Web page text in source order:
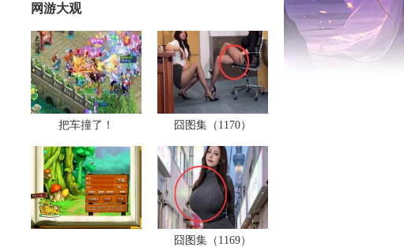
网游大观
把车撞了！ 囧图集（1170）
囧图集（1169）